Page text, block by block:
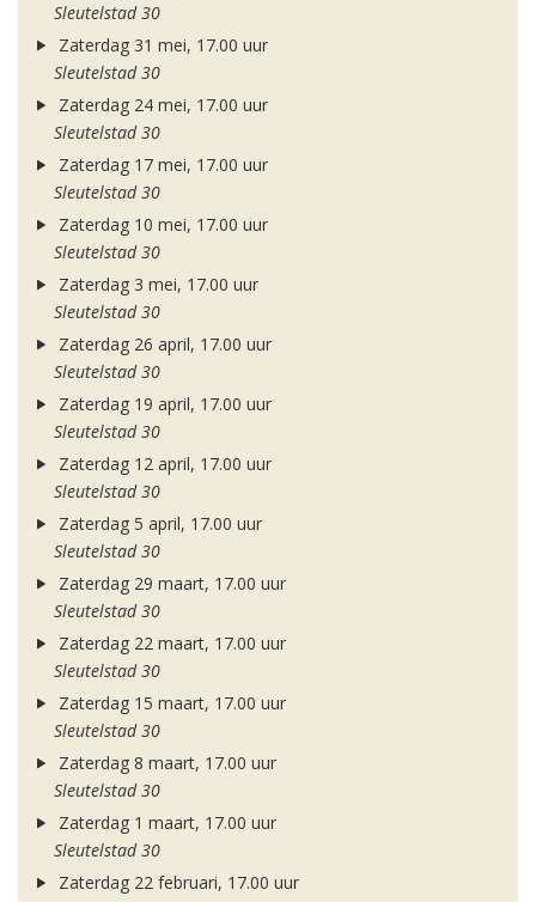
Sleutelstad 30
Zaterdag 31 mei, 17.00 uur
Sleutelstad 30
Zaterdag 24 mei, 17.00 uur
Sleutelstad 30
Zaterdag 17 mei, 17.00 uur
Sleutelstad 30
Zaterdag 10 mei, 17.00 uur
Sleutelstad 30
Zaterdag 3 mei, 17.00 uur
Sleutelstad 30
Zaterdag 26 april, 17.00 uur
Sleutelstad 30
Zaterdag 19 april, 17.00 uur
Sleutelstad 30
Zaterdag 12 april, 17.00 uur
Sleutelstad 30
Zaterdag 5 april, 17.00 uur
Sleutelstad 30
Zaterdag 29 maart, 17.00 uur
Sleutelstad 30
Zaterdag 22 maart, 17.00 uur
Sleutelstad 30
Zaterdag 15 maart, 17.00 uur
Sleutelstad 30
Zaterdag 8 maart, 17.00 uur
Sleutelstad 30
Zaterdag 1 maart, 17.00 uur
Sleutelstad 30
Zaterdag 22 februari, 17.00 uur